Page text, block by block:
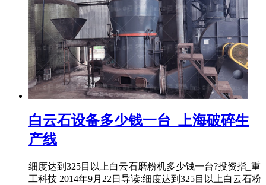
白云石设备多少钱一台_上海破碎生
产线
细度达到325目以上白云石磨粉机多少钱一台?投资指_重
工科技 2014年9月22日导读:细度达到325目以上白云石粉